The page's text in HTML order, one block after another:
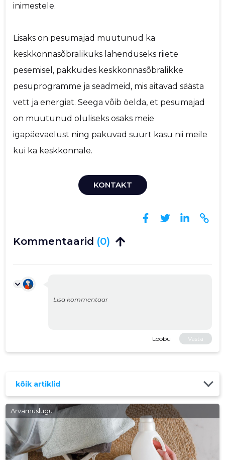
inimestele.
Lisaks on pesumajad muutunud ka
keskkonnasõbralikuks lahenduseks riiete
pesemisel, pakkudes keskkonnasõbralikke
pesuprogramme ja seadmeid, mis aitavad säästa
vett ja energiat. Seega võib öelda, et pesumajad
on muutunud oluliseks osaks meie
igapäevaelust ning pakuvad suurt kasu nii meile
kui ka keskkonnale.
KONTAKT
Kommentaarid (0)
Loobu Vasta
kõik artiklid
Arvamuslugu